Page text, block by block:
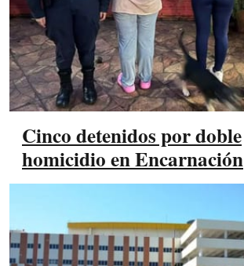
Cinco detenidos por doble
homicidio en Encarnación